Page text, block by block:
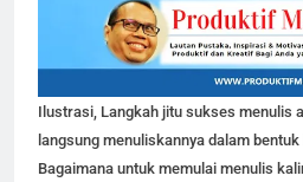
Ilustrasi, Langkah jitu sukses menulis
langsung menuliskannya dalam
Bagaimana untuk memulai menulis